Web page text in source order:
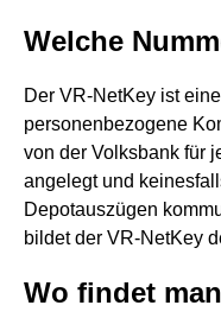
Welche
Der VR-NetKey ist
personenbezogene
von der Volksbank für
angelegt und
Depotauszügen
bildet der VR-NetKey
Wo findet